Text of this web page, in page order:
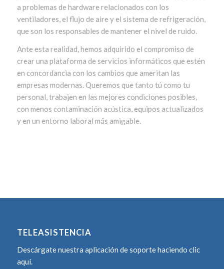
a problemas de hardware relacionados con los
ventiladores, el flujo de aire y el sistema de refrigeración,
que son los responsables de mantener el nivel de ruido.
Ante esta realidad, hemos adquirido el compromiso de
crear una plataforma de servicios informáticos que estén
en concordancia con los cambios que ameritan las
empresas modernas. Queremos que tanto tú como tu
personal, trabajen en las mejores condiciones posibles,
con menos contaminación acústica, equipos actualizados
y en un entorno laboral más amigable.
TELEASISTENCIA
Descárgate nuestra aplicación de soportehaciendo clic
aquí.